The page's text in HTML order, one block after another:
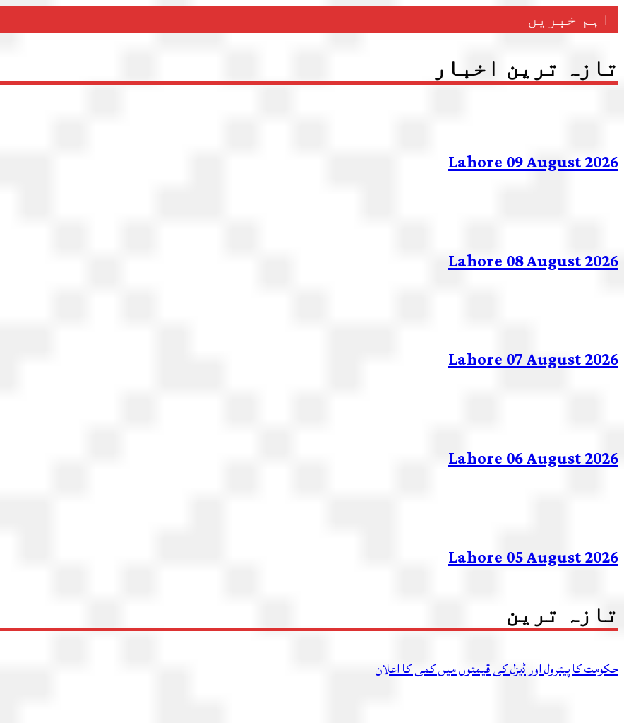
اہم خبریں
تازہ ترین اخبار
Lahore 09 August 2026
Lahore 08 August 2026
Lahore 07 August 2026
Lahore 06 August 2026
Lahore 05 August 2026
تازہ ترین
حکومت کا پیٹرول اور ڈیزل کی قیمتوں میں کمی کا اعلان